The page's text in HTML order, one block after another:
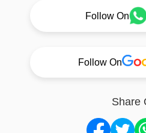
Follow On
Follow On
Share